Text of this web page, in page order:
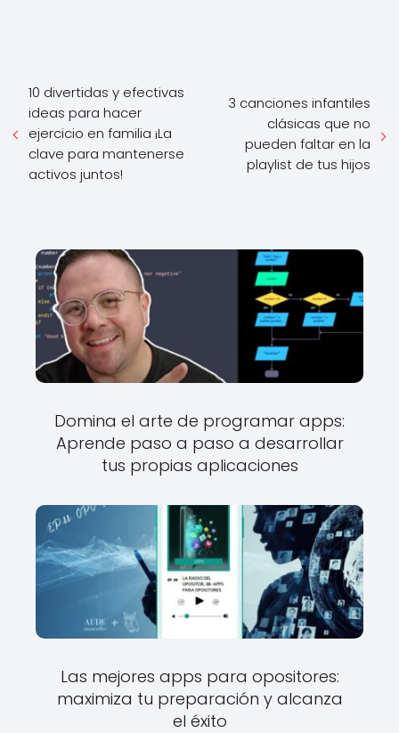
10 divertidas y efectivas
ideas para hacer
ejercicio en familia ¡La
clave para mantenerse
activos juntos!
3 canciones infantiles
clásicas que no
pueden faltar en la
playlist de tus hijos
Domina el arte de programar apps:
Aprende paso a paso a desarrollar
tus propias aplicaciones
Las mejores apps para opositores:
maximiza tu preparación y alcanza
el éxito